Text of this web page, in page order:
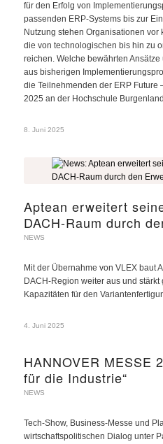
für den Erfolg von
passenden ERP-Systems bis zur
Nutzung stehen Organisationen
die von technologischen bis hin zu
reichen. Welche bewährten
aus bisherigen
die Teilnehmenden der ERP Future
2025 an der Hochschule
8. Juni 2025
Aptean erweitert
DACH-Raum durch
NEWS
Mit der Übernahme von VLEX baut
DACH-Region weiter aus und
Kapazitäten für den
4. Juni 2025
HANNOVER MESSE
für die Industrie“
NEWS
Tech-Show, Business-Messe und
wirtschaftspolitischen Dialog unter